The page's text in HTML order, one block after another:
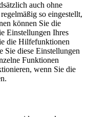
auch ohne
so eingestellt,
können Sie die
Einstellungen Ihres
die Hilfefunktionen
Sie diese Einstellungen
Funktionen
wenn Sie die